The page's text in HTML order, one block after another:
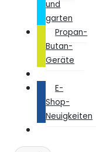
und
garten
Propan-
Butan-
Geräte
E-
Shop-
Neuigkeiten